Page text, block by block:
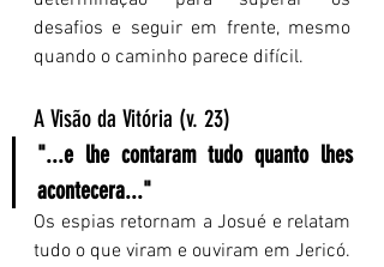
desafios e seguir em frente, mesmo
quando o caminho parece difícil.
A Visão da Vitória (v. 23)
"...e lhe contaram tudo quanto lhes
acontecera..."
Os espias retornam a Josué e relatam
tudo o que viram e ouviram em Jericó.